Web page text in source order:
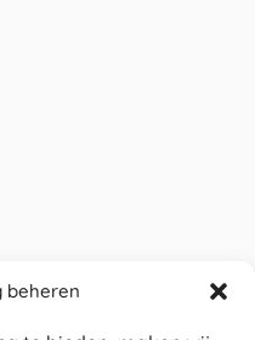
beheren